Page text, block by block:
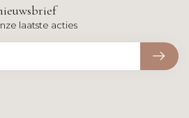
laatste acties